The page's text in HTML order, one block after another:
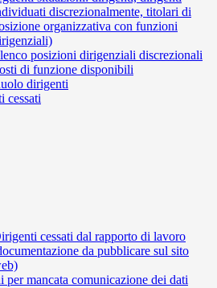
discrezionalmente, titolari di
organizzativa con funzioni
posizioni dirigenziali discrezionali
di funzione disponibili
dirigenti
cessati
cessati dal rapporto di lavoro
da pubblicare sul sito
per mancata comunicazione dei dati